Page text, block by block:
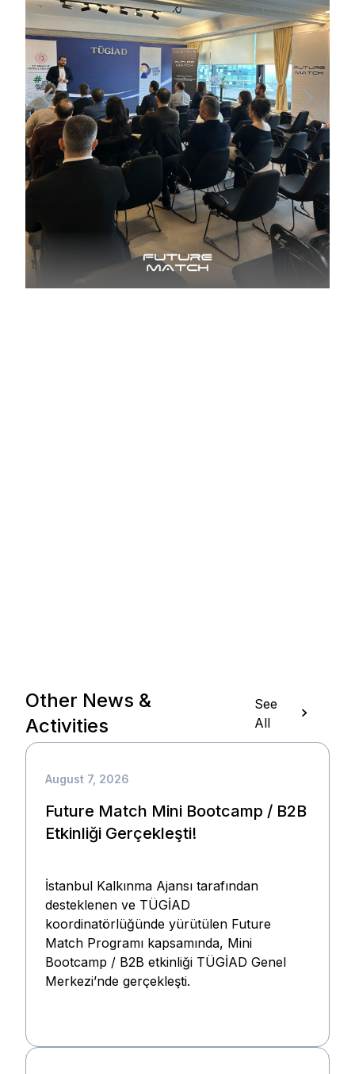
Other News &
Activities
See
All
August 7, 2026
Future Match Mini Bootcamp / B2B
Etkinliği Gerçekleşti!
İstanbul Kalkınma Ajansı tarafından
desteklenen ve TÜGİAD
koordinatörlüğünde yürütülen Future
Match Programı kapsamında, Mini
Bootcamp / B2B etkinliği TÜGİAD Genel
Merkezi’nde gerçekleşti.